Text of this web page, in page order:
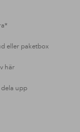
eller paketbox
här
dela upp